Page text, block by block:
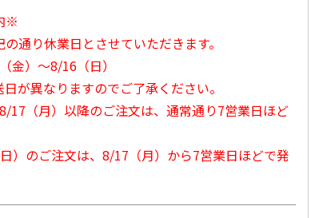
※
通り休業日とさせていただきます。
金）～8/16（日）
が異なりますのでご了承ください。
17（月）以降のご注文は、通常通り7営業日ほど
）のご注文は、8/17（月）から7営業日ほどで発